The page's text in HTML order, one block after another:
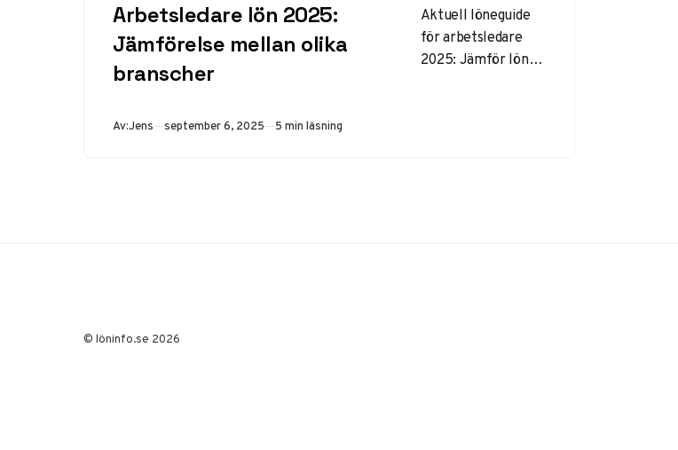
Arbetsledare lön 2025:
Jämförelse mellan olika
branscher
Aktuell löneguide
för arbetsledare
2025: Jämför löner
Av:Jens Publicerad
september 6, 2025 5 min läsning
© löninfo.se 2026